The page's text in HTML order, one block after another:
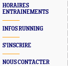
HORAIRES
ENTRAINEMENTS
INFOS RUNNING
S'INSCRIRE
NOUS CONTACTER